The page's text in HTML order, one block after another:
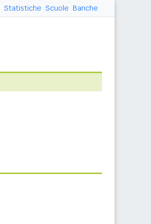
Statistiche Scuole Banche